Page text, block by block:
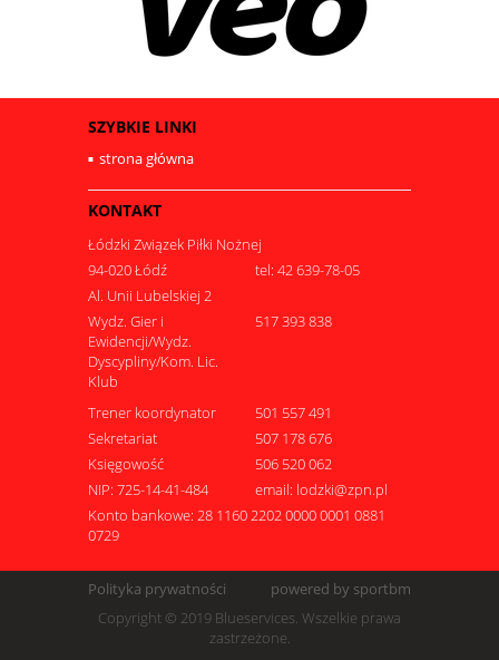
SZYBKIE LINKI
strona główna
KONTAKT
Łódzki Związek Piłki Nożnej
94-020 Łódź
tel: 42 639-78-05
Al. Unii Lubelskiej 2
Wydz. Gier i
Ewidencji/Wydz.
Dyscypliny/Kom. Lic.
Klub
517 393 838
Trener koordynator
501 557 491
Sekretariat
507 178 676
Księgowość
506 520 062
NIP: 725-14-41-484
email: lodzki@zpn.pl
Konto bankowe: 28 1160 2202 0000 0001 0881
0729
Polityka prywatności
powered by sportbm
Copyright © 2019 Blueservices. Wszelkie prawa
zastrzeżone.